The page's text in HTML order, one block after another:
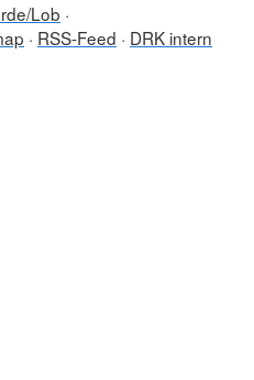
Lob
RSS-Feed
DRK intern